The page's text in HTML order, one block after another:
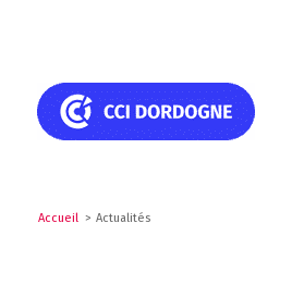
Accueil > Actualités